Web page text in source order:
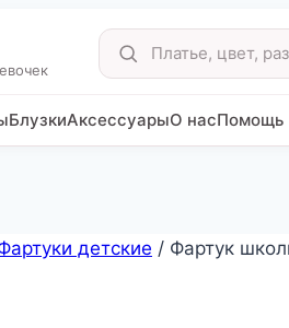
Поиск
БлузкиАксессуарыО насПомощь
детские / Фартук